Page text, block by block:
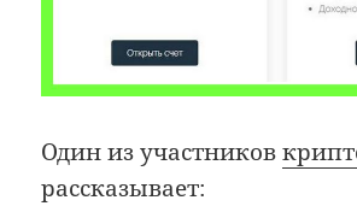
Один из участников
рассказывает: